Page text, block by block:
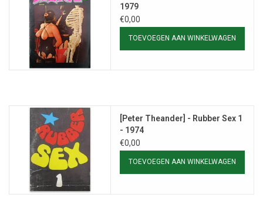
1979
€0,00
TOEVOEGEN AAN WINKELWAGEN
[Peter Theander] - Rubber Sex 1
- 1974
€0,00
TOEVOEGEN AAN WINKELWAGEN